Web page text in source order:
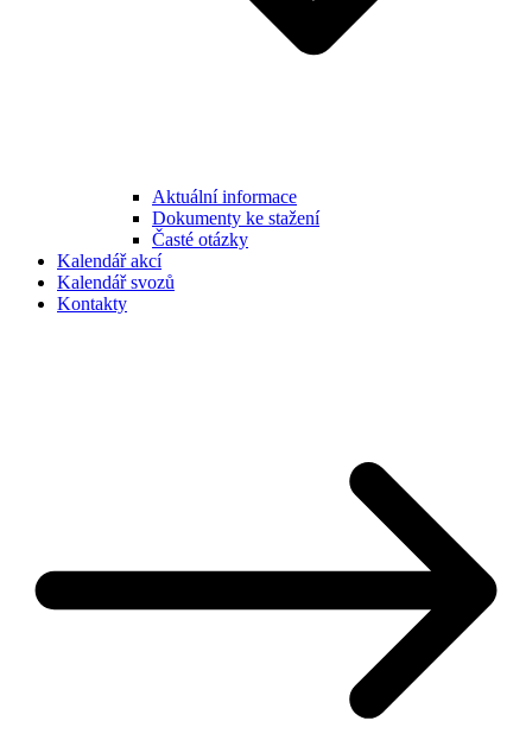
Aktuální informace
Dokumenty ke stažení
Časté otázky
Kalendář akcí
Kalendář svozů
Kontakty